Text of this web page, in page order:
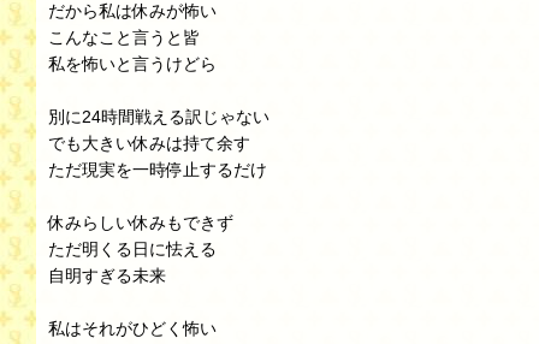
だから私は休みが怖い
こんなこと言うと皆
私を怖いと言うけどら
別に24時間戦える訳じゃない
でも大きい休みは持て余す
ただ現実を一時停止するだけ
休みらしい休みもできず
ただ明くる日に怯える
自明すぎる未来
私はそれがひどく怖い